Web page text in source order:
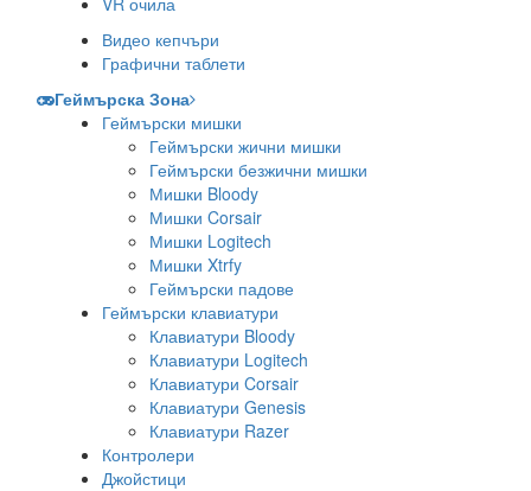
Видео кепчъри
Графични таблети
Геймърска Зона
Геймърски мишки
Геймърски жични мишки
Геймърски безжични мишки
Мишки Bloody
Мишки Corsair
Мишки Logitech
Мишки Xtrfy
Геймърски падове
Геймърски клавиатури
Клавиатури Bloody
Клавиатури Logitech
Клавиатури Corsair
Клавиатури Genesis
Клавиатури Razer
Контролери
Джойстици